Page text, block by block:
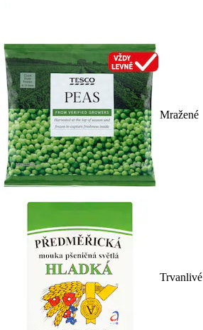
Mražené
Trvanlivé